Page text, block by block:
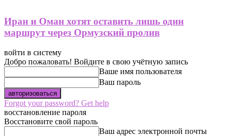
Иран и Оман хотят оставить лишь один
маршрут через Ормузский пролив
войти в систему
Добро пожаловать! Войдите в свою учётную запись
Ваше имя пользователя
Ваш пароль
Forgot your password? Get help
восстановление пароля
Восстановите свой пароль
Ваш адрес электронной почты